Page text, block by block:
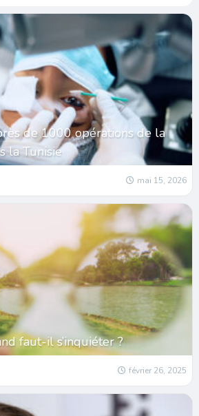
de 1000 opérations de la
la Tunisie
mai 15, 2026
faut-il s’inquiéter ?
février 26, 2025